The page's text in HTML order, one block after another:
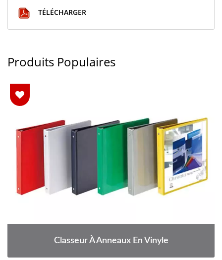
TÉLÉCHARGER
Produits Populaires
Classeur À Anneaux En Vinyle